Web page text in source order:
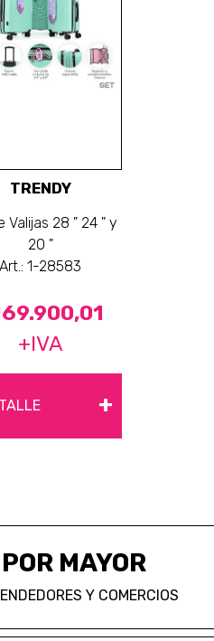
TRENDY
Valijas 28 " 24 " y
20 "
Art.: 1-28583
+IVA
+
MAYOR
Y COMERCIOS